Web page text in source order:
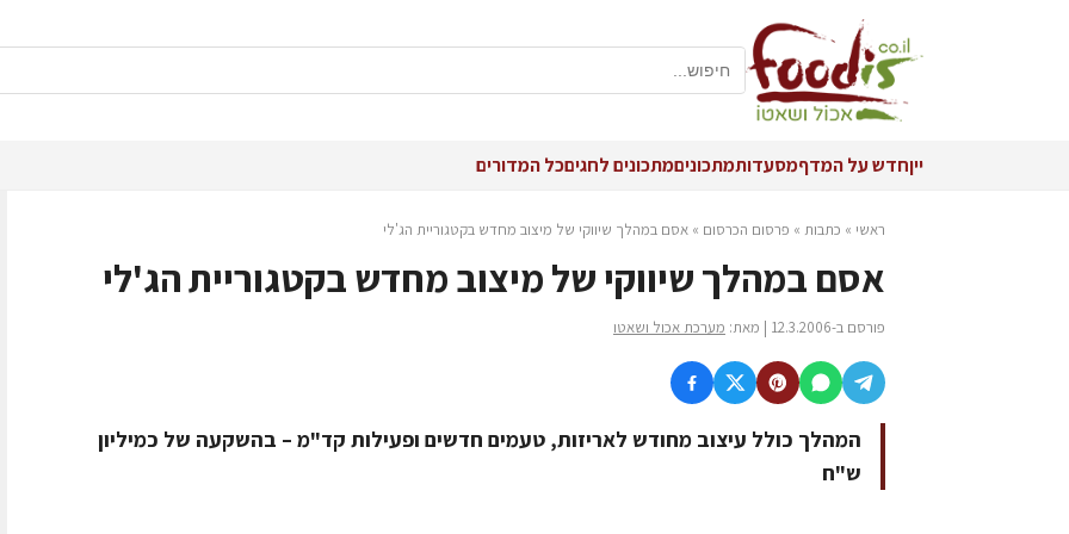
ייןחדש על המדףמסעדותמתכוניםמתכונים לחגיםכל המדורים
ראשי » כתבות » פרסום הכרסום » אסם במהלך שיווקי של מיצוב מחדש בקטגוריית הג'לי
אסם במהלך שיווקי של מיצוב מחדש בקטגוריית הג'לי
פורסם ב-12.3.2006 | מאת: מערכת אכול ושאטו
המהלך כולל עיצוב מחודש לאריזות, טעמים חדשים ופעילות קד"מ – בהשקעה של כמיליון
ש"ח